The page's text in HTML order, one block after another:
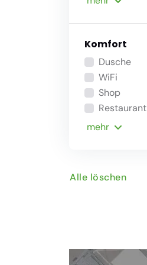
Komfort
Dusche
WiFi
Shop
Restaurant
mehr
Alle löschen